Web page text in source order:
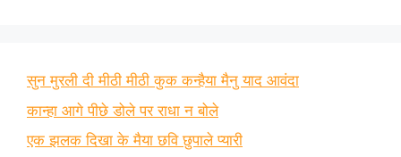
सुन मुरली दी मीठी मीठी कुक कन्हैया मैनु याद आवंदा
कान्हा आगे पीछे डोले पर राधा न बोले
एक झलक दिखा के मैया छवि छुपाले प्यारी